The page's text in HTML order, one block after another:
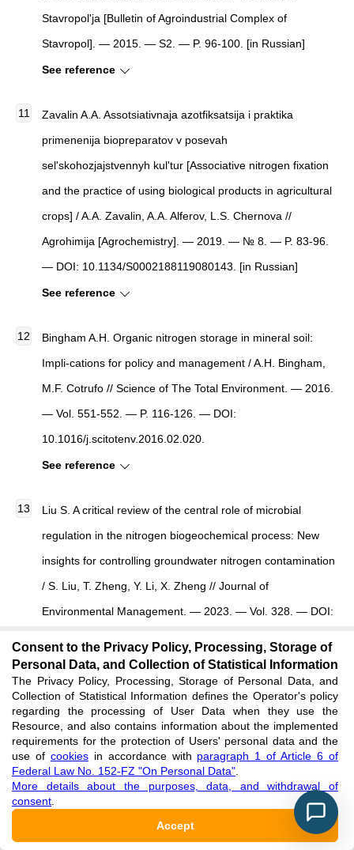
Stavropol'ja [Bulletin of Agroindustrial Complex of
Stavropol]. — 2015. — S2. — P. 96-100. [in Russian]
See reference
Zavalin A.A. Assotsiativnaja azotfiksatsija i praktika
primenenija biopreparatov v posevah
sel'skohozjajstvennyh kul'tur [Associative nitrogen fixation
and the practice of using biological products in agricultural
crops] / A.A. Zavalin, A.A. Alferov, L.S. Chernova //
Agrohimija [Agrochemistry]. — 2019. — № 8. — P. 83-96.
— DOI: 10.1134/S0002188119080143. [in Russian]
See reference
Bingham A.H. Organic nitrogen storage in mineral soil:
Impli-cations for policy and management / A.H. Bingham,
M.F. Cotrufo // Science of The Total Environment. — 2016.
— Vol. 551-552. — P. 116-126. — DOI:
10.1016/j.scitotenv.2016.02.020.
See reference
Liu S. A critical review of the central role of microbial
regulation in the nitrogen biogeochemical process: New
insights for controlling groundwater nitrogen contamination
/ S. Liu, T. Zheng, Y. Li, X. Zheng // Journal of
Environmental Management. — 2023. — Vol. 328. — DOI:
See reference
Osipov A.I. Biologicheskij krugovorot azota atmosfery
[Biological circulation of atmospheric nitrogen] / A.I. Osipov
// Izvestija Sankt-Peterburgskogo gosudarstvennogo
agrarnogo universiteta [Proceedings of the St. Petersburg
State Agrarian University]. — 2016. — № 42. — P. 97-103.
Consent to the Privacy Policy, Processing, Storage of
Personal Data, and Collection of Statistical Information
The Privacy Policy, Processing, Storage of Personal Data, and
Collection of Statistical Information defines the Operator's policy
regarding the processing of User Data when they use the
Resource, and also contains information about the implemented
requirements for the protection of Users' personal data and the
use of cookiesin accordance with paragraph 1 of Article 6 of
Federal Law No. 152-FZ "On Personal Data"
More details about the purposes, data, and withdrawal of
consent
Accept